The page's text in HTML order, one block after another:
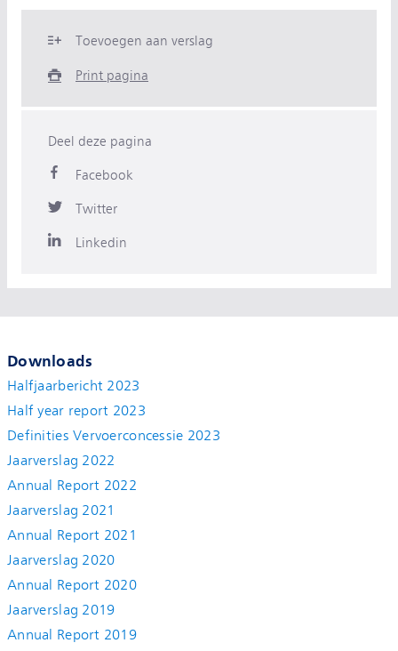
Toevoegen aan verslag
Print pagina
Deel deze pagina
Facebook
Twitter
Linkedin
Downloads
Halfjaarbericht 2023
Half year report 2023
Definities Vervoerconcessie 2023
Jaarverslag 2022
Annual Report 2022
Jaarverslag 2021
Annual Report 2021
Jaarverslag 2020
Annual Report 2020
Jaarverslag 2019
Annual Report 2019